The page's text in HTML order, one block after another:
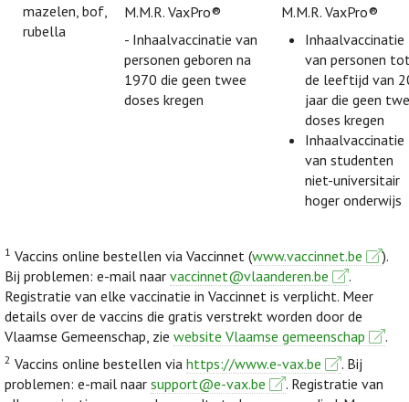
mazelen, bof,
rubella
M.M.R. VaxPro®
- Inhaalvaccinatie van
personen geboren na
1970 die geen twee
doses kregen
M.M.R. VaxPro®
Inhaalvaccinatie
van personen
de leeftijd van
jaar die geen
doses kregen
Inhaalvaccinatie
van studenten
niet-universitair
hoger onderwijs
1 Vaccins online bestellen via Vaccinnet (www.vaccinnet.be
).
Bij problemen: e-mail naar vaccinnet@vlaanderen.be
.
Registratie van elke vaccinatie in Vaccinnet is verplicht. Meer
details over de vaccins die gratis verstrekt worden door de
Vlaamse Gemeenschap, zie website Vlaamse gemeenschap .
2 Vaccins online bestellen via https://www.e-vax.be
. Bij
problemen: e-mail naar support@e-vax.be
. Registratie van